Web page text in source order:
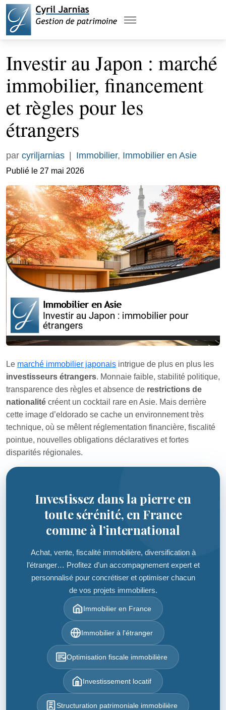
Investir au Japon : marché
immobilier, financement
et règles pour les
étrangers
par cyriljarnias Immobilier, Immobilier en Asie
Publié le 27 mai 2026
Le marché immobilier japonais intrigue de plus en plus les
investisseurs étrangers. Monnaie faible, stabilité politique,
transparence des règles et absence de restrictions de
nationalité créent un cocktail rare en Asie. Mais derrière
cette image d’eldorado se cache un environnement très
technique, où se mêlent réglementation financière, fiscalité
pointue, nouvelles obligations déclaratives et fortes
disparités régionales.
Investissez dans la pierre en
toute sérénité, en France
comme à l’international
Achat, vente, fiscalité immobilière, diversification à
l’étranger… Profitez d’un accompagnement expert et
personnalisé pour concrétiser et optimiser chacun
de vos projets immobiliers.
Immobilier en France
Immobilier à l'étranger
Optimisation fiscale immobilière
Investissement locatif
Structuration patrimoniale immobilière